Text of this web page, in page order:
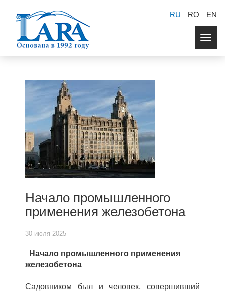
RU RO EN
Начало промышленного
применения железобетона
30 июля 2025
Начало промышленного применения
железобетона
Садовником был и человек, совершивший